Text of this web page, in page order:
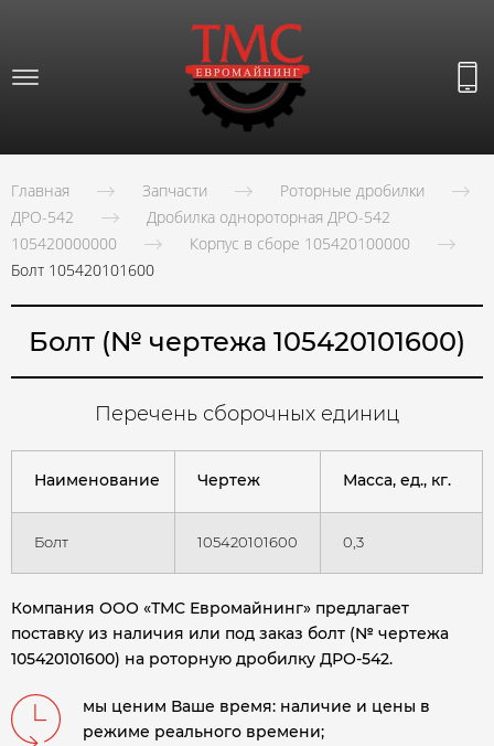
Главная Запчасти
Роторные дробилки
ДРО-542
Дробилка однороторная ДРО-542
105420000000
Корпус в сборе 105420100000
Болт 105420101600
Болт (№ чертежа 105420101600)
Перечень сборочных единиц
Наименование Чертеж Масса, ед., кг.
Болт 105420101600 0,3
Компания ООО «ТМС Евромайнинг» предлагает
поставку из наличия или под заказ болт (№ чертежа
105420101600) на роторную дробилку ДРО-542.
мы ценим Ваше время: наличие и цены в
режиме реального времени;